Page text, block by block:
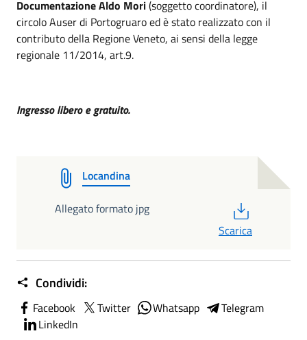
Documentazione Aldo Mori(soggetto coordinatore), il
circolo Auser di Portogruaro ed è stato realizzato con il
contributo della Regione Veneto, ai sensi della legge
regionale 11/2014, art.9.
Ingresso libero e gratuito.
Locandina
Allegato formato jpg
Scarica
Condividi:
Facebook Twitter Whatsapp
Telegram
LinkedIn